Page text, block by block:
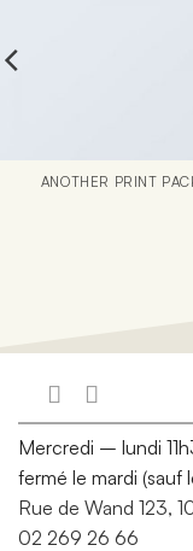
ANOTHER PRINT
Mercredi – lundi
fermé le mardi (sauf
Rue de Wand 123,
02 269 26 66